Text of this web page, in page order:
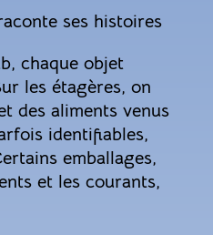
ses histoires
chaque objet
les étagères, on
des aliments venus
identifiables,
emballages,
et les courants,